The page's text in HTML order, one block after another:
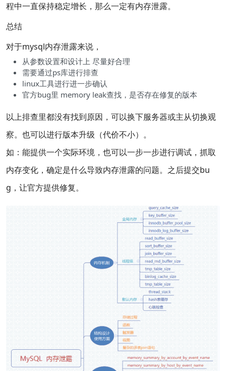
程中一直保持稳定增长，那么一定有内存泄露。
总结
对于mysql内存泄露来说，
从参数设置和设计上 尽量好合理
需要通过ps库进行排查
linux工具进行进一步确认
官方bug里 memory leak查找，是否存在修复的版本
以上排查里都没有找到原因，可以换下服务器或主从切换观
察。也可以进行版本升级（代价不小）。
如：能提供一个实际环境，也可以一步一步进行调试，抓取
内存变化，确定是什么导致内存泄露的问题。之后提交bu
g，让官方提供修复。